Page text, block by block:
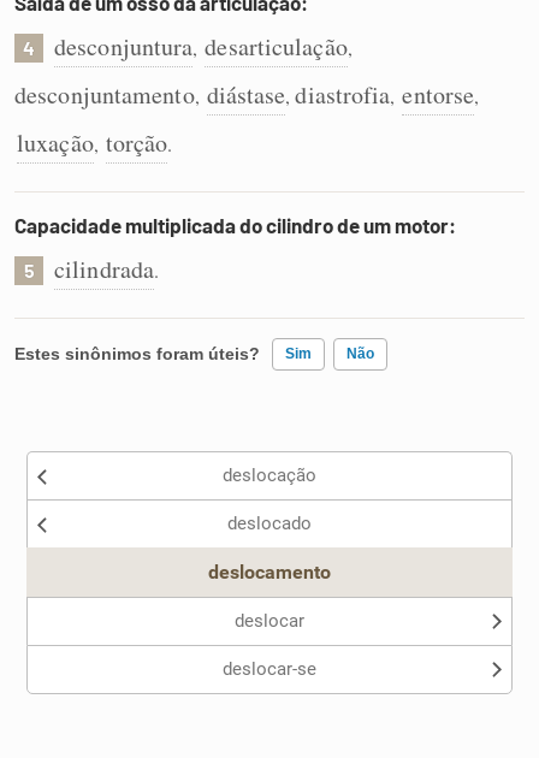
4 desconjuntura, desarticulação,
desconjuntamento, diástase,diastrofia, entorse,
luxação, torção.
Capacidade multiplicada do cilindro de um motor:
5 cilindrada.
Estes sinônimos foram úteis? Sim Não
Nenhum dos sinônimos apresentados me ajudou
deslocação
deslocado
deslocamento
deslocar
deslocar-se